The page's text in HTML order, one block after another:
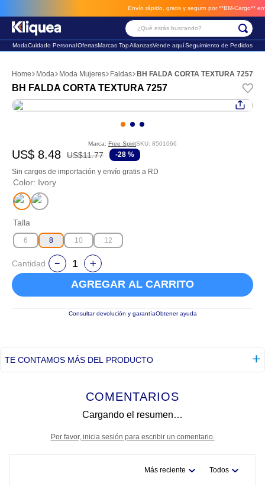
Envío rápido, gratis y seguro por **BM-Cargo** envios
¿Qué estás buscando?
ModaCuidado PersonalOfertasMarcas TopAlianzasVende aquíSeguimiento de Pedidos
Moda Moda Mujeres Faldas BH FALDA CORTA TEXTURA 7257
BH FALDA CORTA TEXTURA 7257
Marca: Free SpiritSKU: 8501066
US$ 8.48 US$11.77 -28 %
Sin cargos de importación y envío gratis a RD
Color: Ivory
Talla
6 8 10 12
Cantidad
AGREGAR AL CARRITO
Consultar devolución y garantíaObtener ayuda
TE CONTAMOS MÁS DEL PRODUCTO
COMENTARIOS
Cargando el resumen…
Por favor, inicia sesión para escribir un comentario.
Más reciente Todos
2. futbol